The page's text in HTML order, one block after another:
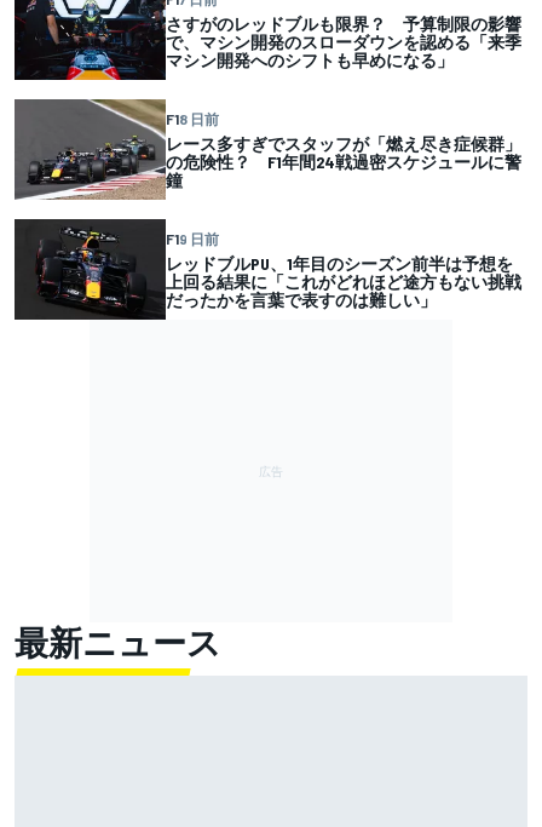
さすがのレッドブルも限界？ 予算制限の影響
で、マシン開発のスローダウンを認める「来季
マシン開発へのシフトも早めになる」
F18 日前
レース多すぎでスタッフが「燃え尽き症候群」
の危険性？ F1年間24戦過密スケジュールに警
鐘
F19 日前
レッドブルPU、1年目のシーズン前半は予想を
上回る結果に「これがどれほど途方もない挑戦
だったかを言葉で表すのは難しい」
最新ニュース